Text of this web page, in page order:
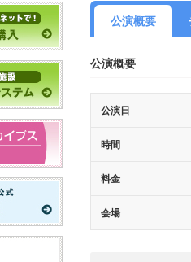
公演概要
公演概要
公演日
時間
料金
会場